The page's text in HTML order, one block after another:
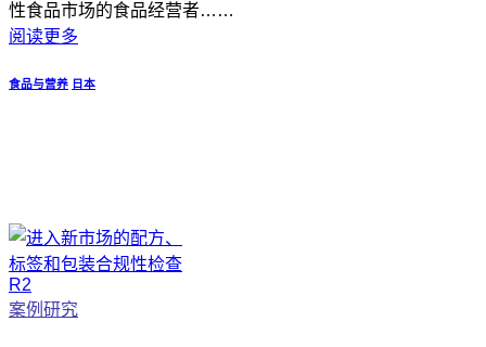
性食品市场的食品经营者……
阅读更多
食品与营养 日本
案例研究